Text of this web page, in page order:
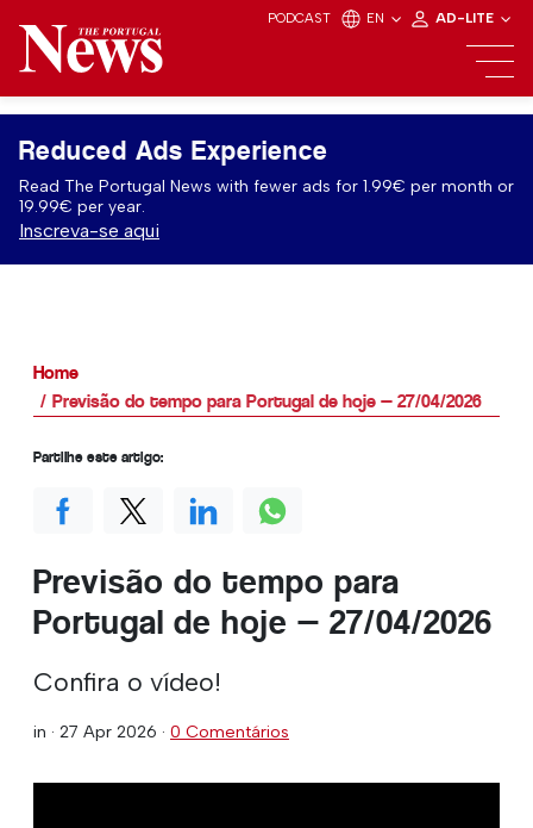
PODCAST EN AD-LITE
Reduced Ads Experience
Read The Portugal News with fewer ads for 1.99€ per month or
19.99€ per year.
Inscreva-se aqui
Home
Previsão do tempo para Portugal de hoje — 27/04/2026
Previsão do tempo para
Portugal de hoje — 27/04/2026
Confira o vídeo!
in · 27 Apr 2026 · 0 Comentários
Partilhe este artigo: